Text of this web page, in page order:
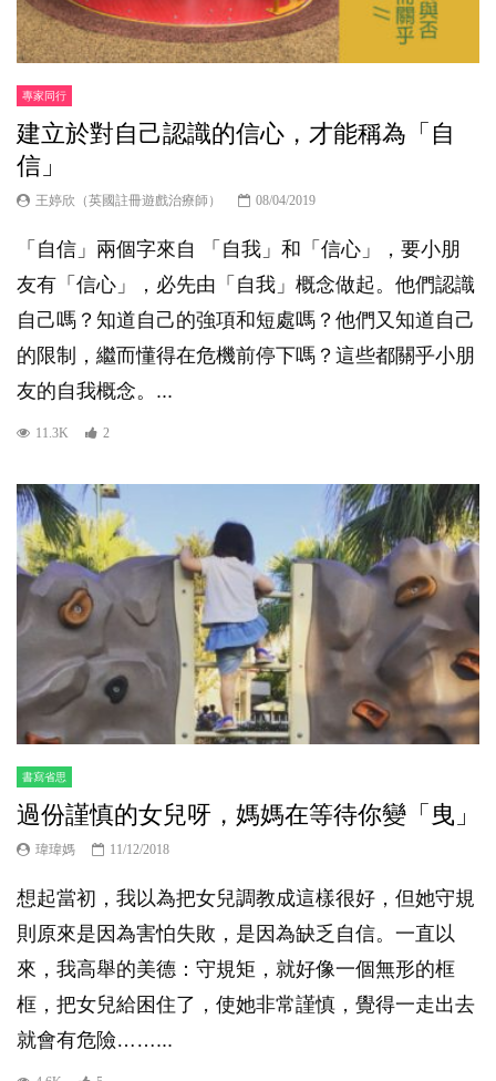
專家同行
建立於對自己認識的信心，才能稱為「自
信」
王婷欣（英國註冊遊戲治療師） 08/04/2019
「自信」兩個字來自 「自我」和「信心」，要小朋
友有「信心」，必先由「自我」概念做起。他們認識
自己嗎？知道自己的強項和短處嗎？他們又知道自己
的限制，繼而懂得在危機前停下嗎？這些都關乎小朋
友的自我概念。...
11.3K 2
書寫省思
過份謹慎的女兒呀，媽媽在等待你變「曳」
瑋瑋媽 11/12/2018
想起當初，我以為把女兒調教成這樣很好，但她守規
則原來是因為害怕失敗，是因為缺乏自信。一直以
來，我高舉的美德：守規矩，就好像一個無形的框
框，把女兒給困住了，使她非常謹慎，覺得一走出去
就會有危險……...